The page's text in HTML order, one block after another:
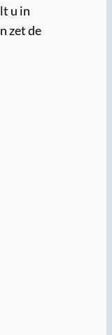
u in
zet de